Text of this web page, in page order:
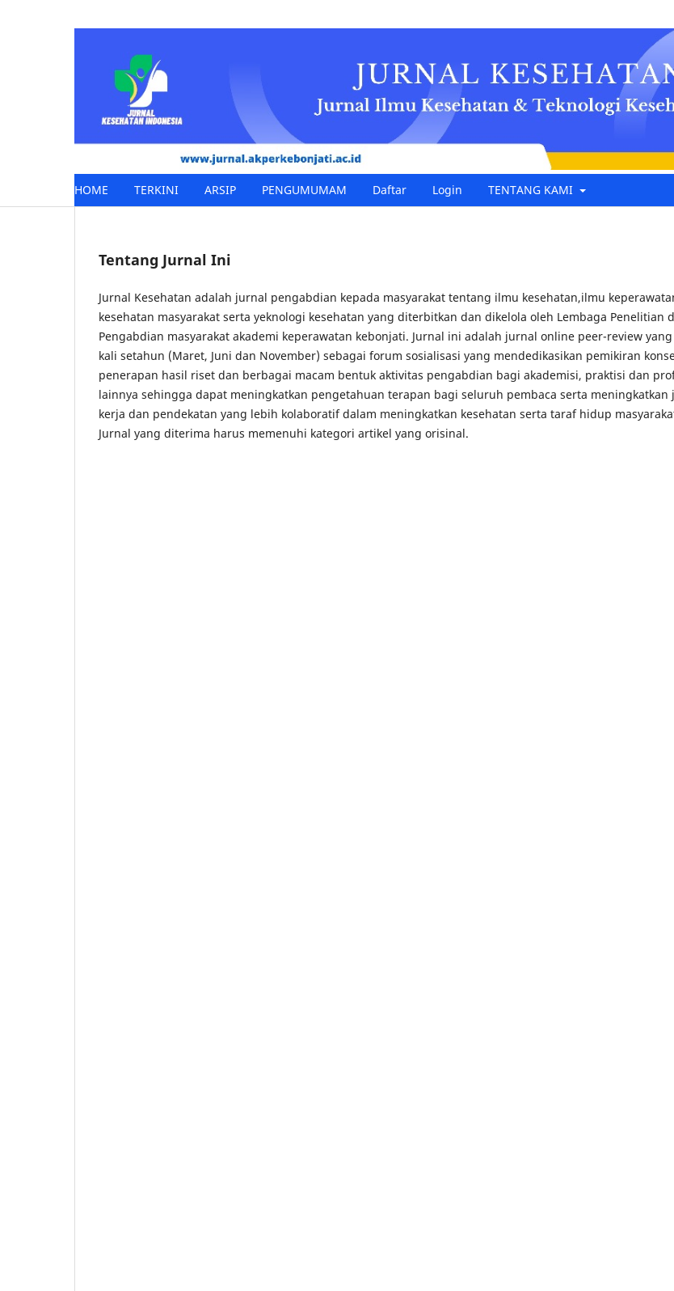
HOME TERKINI ARSIP PENGUMUMAM Daftar Login TENTANG KAMI
Tentang Jurnal Ini
Jurnal Kesehatan adalah jurnal pengabdian kepada masyarakat tentang ilmu kesehatan,ilmu
kesehatan masyarakat serta yeknologi kesehatan yang diterbitkan dan dikelola oleh Lembaga Penelitian
Pengabdian masyarakat akademi keperawatan kebonjati. Jurnal ini adalah jurnal online peer-review
kali setahun (Maret, Juni dan November) sebagai forum sosialisasi yang mendedikasikan pemikiran
penerapan hasil riset dan berbagai macam bentuk aktivitas pengabdian bagi akademisi, praktisi dan
lainnya sehingga dapat meningkatkan pengetahuan terapan bagi seluruh pembaca serta meningkatkan
kerja dan pendekatan yang lebih kolaboratif dalam meningkatkan kesehatan serta taraf hidup
Jurnal yang diterima harus memenuhi kategori artikel yang orisinal.